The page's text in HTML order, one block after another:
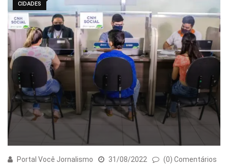
CIDADES
Portal Você Jornalismo 31/08/2022 (0) Comentários